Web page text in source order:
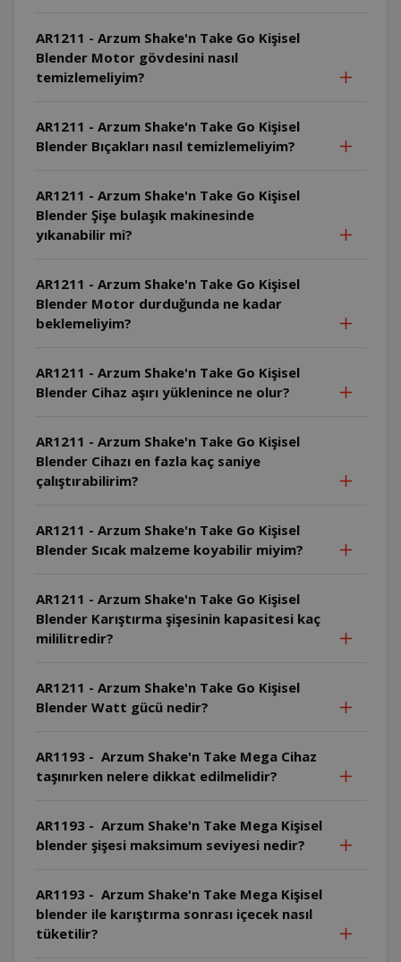
AR1211 - Arzum Shake'n Take Go Kişisel
Blender Motor gövdesini nasıl
temizlemeliyim?
AR1211 - Arzum Shake'n Take Go Kişisel
Blender Bıçakları nasıl temizlemeliyim?
AR1211 - Arzum Shake'n Take Go Kişisel
Blender Şişe bulaşık makinesinde
yıkanabilir mi?
AR1211 - Arzum Shake'n Take Go Kişisel
Blender Motor durduğunda ne kadar
beklemeliyim?
AR1211 - Arzum Shake'n Take Go Kişisel
Blender Cihaz aşırı yüklenince ne olur?
AR1211 - Arzum Shake'n Take Go Kişisel
Blender Cihazı en fazla kaç saniye
çalıştırabilirim?
AR1211 - Arzum Shake'n Take Go Kişisel
Blender Sıcak malzeme koyabilir miyim?
AR1211 - Arzum Shake'n Take Go Kişisel
Blender Karıştırma şişesinin kapasitesi kaç
mililitredir?
AR1211 - Arzum Shake'n Take Go Kişisel
Blender Watt gücü nedir?
AR1193 - Arzum Shake'n Take Mega Cihaz
taşınırken nelere dikkat edilmelidir?
AR1193 - Arzum Shake'n Take Mega Kişisel
blender şişesi maksimum seviyesi nedir?
AR1193 - Arzum Shake'n Take Mega Kişisel
blender ile karıştırma sonrası içecek nasıl
tüketilir?